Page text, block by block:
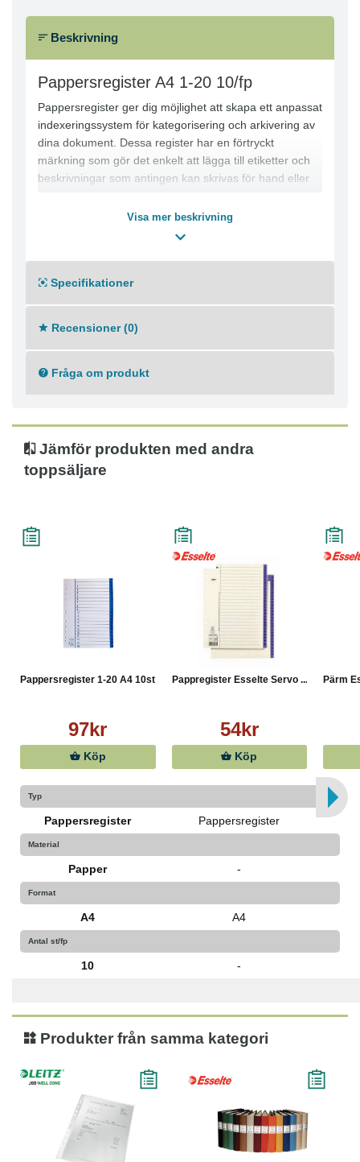
Beskrivning
Pappersregister A4 1-20 10/fp
Pappersregister ger dig möjlighet att skapa ett anpassat
indexeringssystem för kategorisering och arkivering av
dina dokument. Dessa register har en förtryckt
märkning som gör det enkelt att lägga till etiketter och
beskrivningar som antingen kan skrivas för hand eller
Register 1-20
Material: Papper
Antal: 10
Visa mer beskrivning
Specifikationer
Recensioner (0)
Fråga om produkt
Jämför produkten med andra
toppsäljare
Pappersregister 1-20 A4 10st
97kr
Köp
Pappregister Esselte Servo ...
54kr
Köp
Pärm
Typ
Pappersregister Pappersregister
Material
Papper -
Format
A4 A4
Antal st/fp
10 -
Produkter från samma kategori